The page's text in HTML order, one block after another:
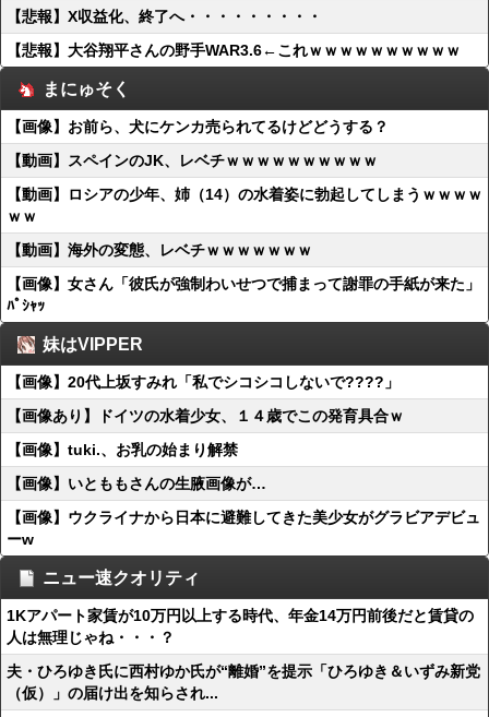
【悲報】X収益化、終了へ・・・・・・・・・
【悲報】大谷翔平さんの野手WAR3.6←これｗｗｗｗｗｗｗｗｗｗ
まにゅそく
【画像】お前ら、犬にケンカ売られてるけどどうする？
【動画】スペインのJK、レベチｗｗｗｗｗｗｗｗｗｗ
【動画】ロシアの少年、姉（14）の水着姿に勃起してしまうｗｗｗｗ
ｗｗ
【動画】海外の変態、レベチｗｗｗｗｗｗｗ
【画像】女さん「彼氏が強制わいせつで捕まって謝罪の手紙が来た」
ﾊﾟｼｬｯ
妹はVIPPER
【画像】20代上坂すみれ「私でシコシコしないで????」
【画像あり】ドイツの水着少女、１４歳でこの発育具合ｗ
【画像】tuki.、お乳の始まり解禁
【画像】いとももさんの生腋画像が…
【画像】ウクライナから日本に避難してきた美少女がグラビアデビュ
ーw
ニュー速クオリティ
1Kアパート家賃が10万円以上する時代、年金14万円前後だと賃貸の
人は無理じゃね・・・？
夫・ひろゆき氏に西村ゆか氏が“離婚”を提示「ひろゆき＆いずみ新党
（仮）」の届け出を知らされ...